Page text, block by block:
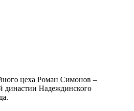
цеха Роман Симонов –
династии Надеждинского